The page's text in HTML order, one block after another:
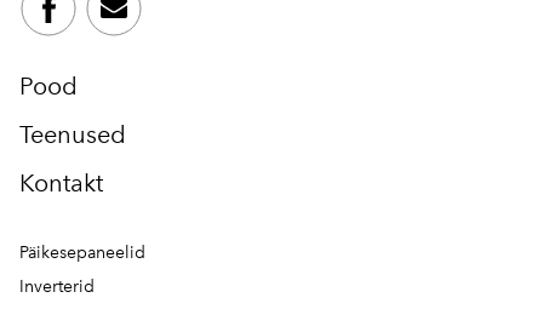
Pood
Teenused
Kontakt
Päikesepaneelid
Inverterid